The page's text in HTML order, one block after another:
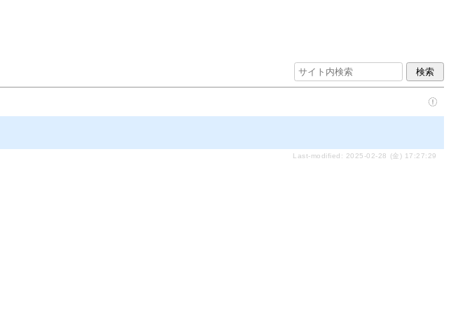
Last-modified: 2025-02-28 (金) 17:27:29